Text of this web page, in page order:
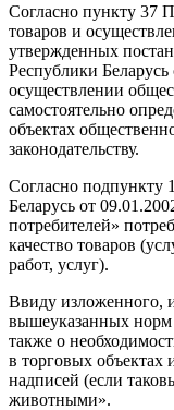
Согласно пункту 37
товаров и
утвержденных
Республики
осуществлении
самостоятельно
объектах
законодательству.
Согласно подпункту
Беларусь от
потребителей»
качество товаров
работ, услуг).
Ввиду изложенного,
вышеуказанных норм
также о
в торговых объектах
надписей (если
животными».